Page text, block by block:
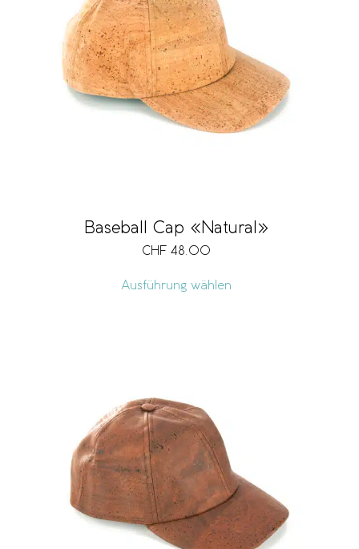
Baseball Cap «Natural»
CHF 48.00
Ausführung wählen